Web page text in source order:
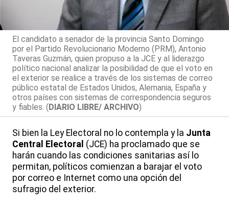
El candidato a senador de la provincia Santo Domingo
por el Partido Revolucionario Moderno (PRM), Antonio
Taveras Guzmán, quien propuso a la JCE y al liderazgo
político nacional analizar la posibilidad de que el voto en
el exterior se realice a través de los sistemas de correo
público estatal de Estados Unidos, Alemania, España y
otros países con sistemas de correspondencia seguros
y fiables. (DIARIO LIBRE/ ARCHIVO)
Si bien la Ley Electoral no lo contempla y la Junta
Central Electoral (JCE) ha proclamado que se
harán cuando las condiciones sanitarias así lo
permitan, políticos comienzan a barajar el voto
por correo e Internet como una opción del
sufragio del exterior.